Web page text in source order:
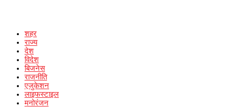
शहर
राज्य
देश
विदेश
बिजनेस
राजनीति
एजुकेशन
लाइफस्टाइल
मनोरंजन